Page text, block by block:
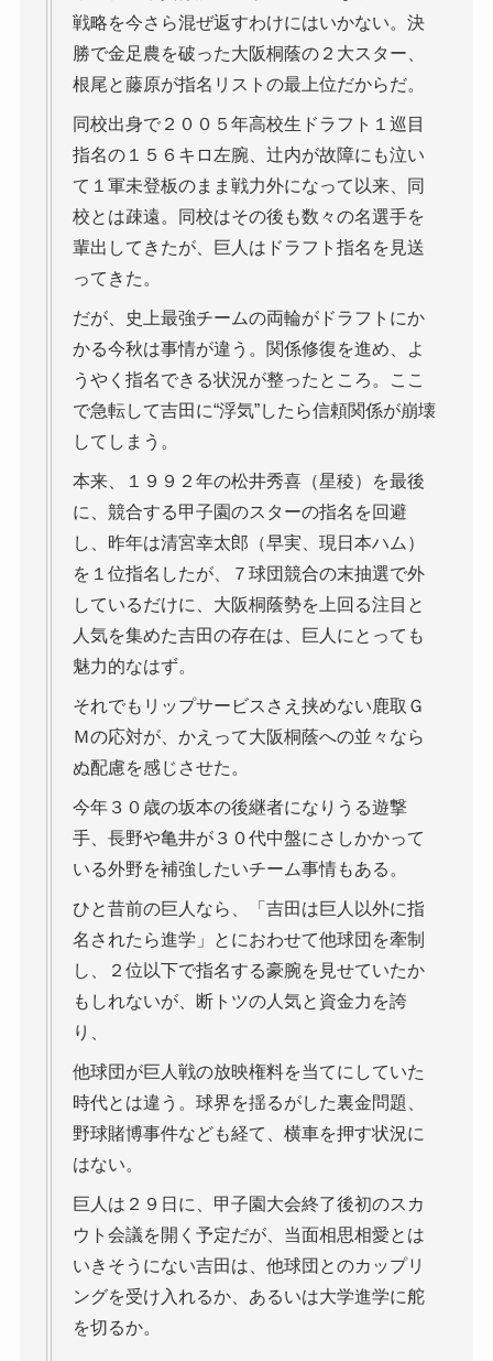
戦略を今さら混ぜ返すわけにはいかない。決
勝で金足農を破った大阪桐蔭の２大スター、
根尾と藤原が指名リストの最上位だからだ。
同校出身で２００５年高校生ドラフト１巡目
指名の１５６キロ左腕、辻内が故障にも泣い
て１軍未登板のまま戦力外になって以来、同
校とは疎遠。同校はその後も数々の名選手を
輩出してきたが、巨人はドラフト指名を見送
ってきた。
だが、史上最強チームの両輪がドラフトにか
かる今秋は事情が違う。関係修復を進め、よ
うやく指名できる状況が整ったところ。ここ
で急転して吉田に“浮気”したら信頼関係が崩壊
してしまう。
本来、１９９２年の松井秀喜（星稜）を最後
に、競合する甲子園のスターの指名を回避
し、昨年は清宮幸太郎（早実、現日本ハム）
を１位指名したが、７球団競合の末抽選で外
しているだけに、大阪桐蔭勢を上回る注目と
人気を集めた吉田の存在は、巨人にとっても
魅力的なはず。
それでもリップサービスさえ挟めない鹿取Ｇ
Ｍの応対が、かえって大阪桐蔭への並々なら
ぬ配慮を感じさせた。
今年３０歳の坂本の後継者になりうる遊撃
手、長野や亀井が３０代中盤にさしかかって
いる外野を補強したいチーム事情もある。
ひと昔前の巨人なら、「吉田は巨人以外に指
名されたら進学」とにおわせて他球団を牽制
し、２位以下で指名する豪腕を見せていたか
もしれないが、断トツの人気と資金力を誇
り、
他球団が巨人戦の放映権料を当てにしていた
時代とは違う。球界を揺るがした裏金問題、
野球賭博事件なども経て、横車を押す状況に
はない。
巨人は２９日に、甲子園大会終了後初のスカ
ウト会議を開く予定だが、当面相思相愛とは
いきそうにない吉田は、他球団とのカップリ
ングを受け入れるか、あるいは大学進学に舵
を切るか。